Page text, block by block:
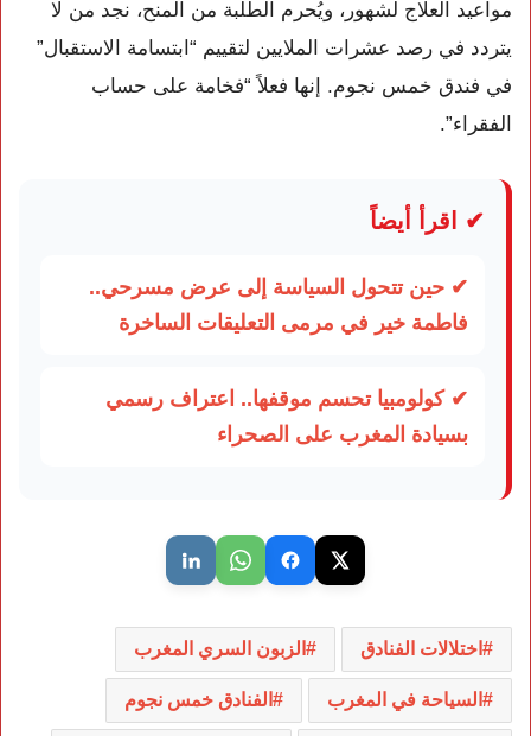
مواعيد العلاج لشهور، ويُحرم الطلبة من المنح، نجد من لا
يتردد في رصد عشرات الملايين لتقييم “ابتسامة الاستقبال”
في فندق خمس نجوم. إنها فعلاً “فخامة على حساب
الفقراء”.
✔ اقرأ أيضاً
✔ حين تتحول السياسة إلى عرض مسرحي..
فاطمة خير في مرمى التعليقات الساخرة
✔ كولومبيا تحسم موقفها.. اعتراف رسمي
بسيادة المغرب على الصحراء
اختلالات الفنادق الزبون السري المغرب
السياحة في المغرب الفنادق خمس نجوم